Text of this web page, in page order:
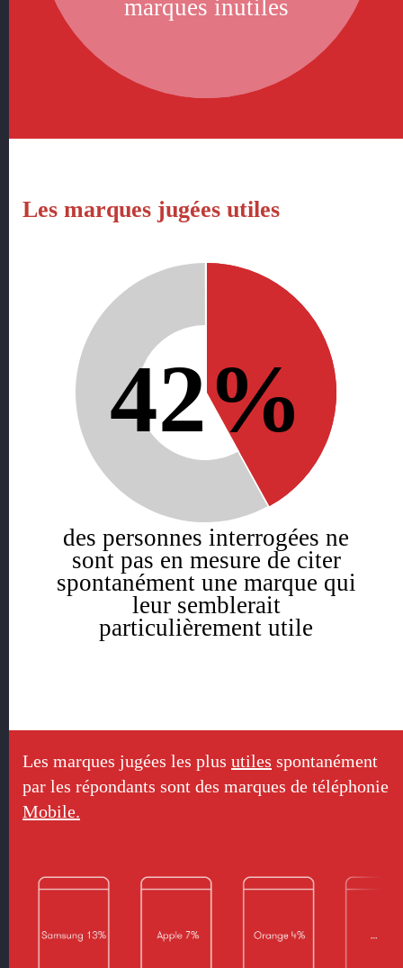
marques inutiles
Les marques jugées utiles
42%
des personnes interrogées ne
sont pas en mesure de citer
spontanément une marque qui
leur semblerait
particulièrement utile
Les marques jugées les plus utiles spontanément
par les répondants sont des marques de téléphonie
Mobile.